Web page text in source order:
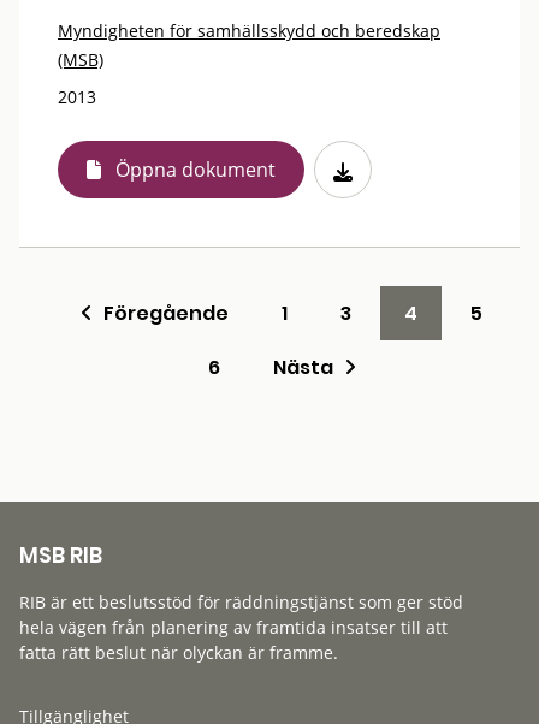
Myndigheten för samhällsskydd och beredskap
(MSB)
2013
Öppna dokument
Föregående 1 3 4
5
6
Nästa
MSB RIB
RIB är ett beslutsstöd för räddningstjänst som ger stöd
hela vägen från planering av framtida insatser till att
fatta rätt beslut när olyckan är framme.
Tillgänglighet